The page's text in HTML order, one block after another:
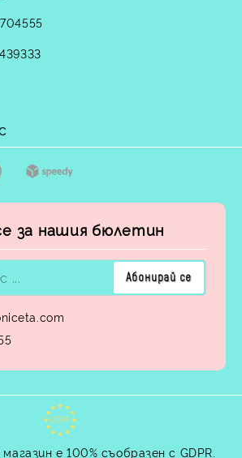
за нашия бюлетин
GDPR
е 100% съобразен с GDPR.